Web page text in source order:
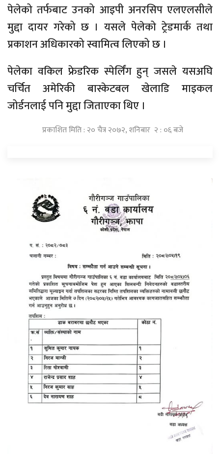
पेलेको तर्फबाट उनको आइपी अनरसिप एलएलसीले
मुद्दा दायर गरेको छ । यसले पेलेको ट्रेडमार्क तथा
प्रकाशन अधिकारको स्वामित्व लिएको छ ।
पेलेका वकिल फ्रेडरिक स्पेर्लिंग हुन् जसले यसअघि
चर्चित अमेरिकी बास्केटबल खेलाडि माइकल
जोर्डनलाई पनि मुद्दा जिताएका थिए ।
प्रकाशित मिति : २० चैत्र २०७२, शनिबार २ : ०६ बजे